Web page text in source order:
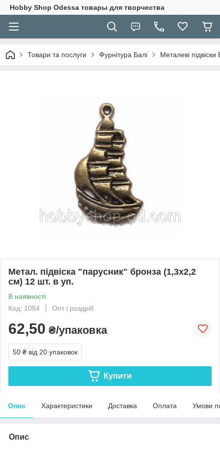
Hobbу Shop Odessa товары для творчества
Товари та послуги Фурнітура Балі Металеві підвіски
Метал. підвіска "парусник" бронза (1,3х2,2
см) 12 шт. в уп.
В наявності
Код: 1084
Опт і роздріб
62,50 ₴/упаковка
50 ₴ від 20 упаковок
Купити
Опис Характеристики Доставка Оплата Умови
Опис